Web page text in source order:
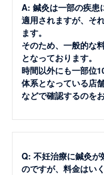
A: 鍼灸は一部の疾患
適用されますが、そ
ます。
そのため、一般的な
となっております。
時間以外にも一部位
体系となっている店
などで確認するのを
Q: 不妊治療に鍼灸が
のですが、料金はい